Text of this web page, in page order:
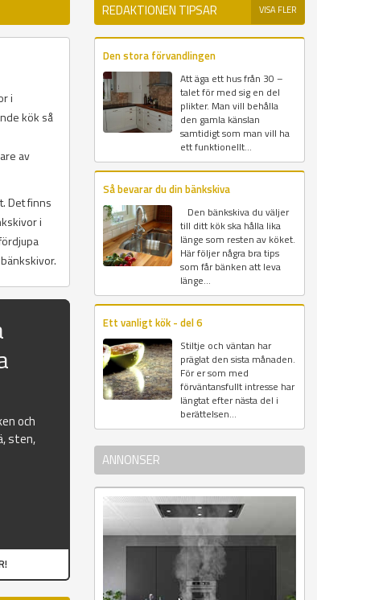
i
kök så
av
Det finns
i
och
sten,
REDAKTIONEN TIPSAR VISA FLER
Den stora förvandlingen
Att äga ett hus från 30 –
talet för med sig en del
plikter. Man vill behålla
den gamla känslan
samtidigt som man vill ha
ett funktionellt...
Så bevarar du din bänkskiva
Den bänkskiva du väljer
till ditt kök ska hålla lika
länge som resten av köket.
Här följer några bra tips
som får bänken att leva
länge...
Ett vanligt kök - del 6
Stiltje och väntan har
präglat den sista månaden.
För er som med
förväntansfullt intresse har
längtat efter nästa del i
berättelsen...
ANNONSER